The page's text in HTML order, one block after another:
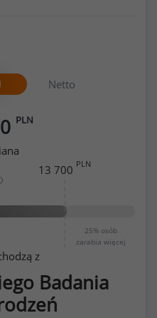
Netto
PLN
25% osób
zarabia więcej
13 700 PLN
z
Badania